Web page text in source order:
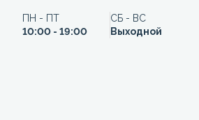
ПН - ПТ
10:00 - 19:00
СБ - ВС
Выходной